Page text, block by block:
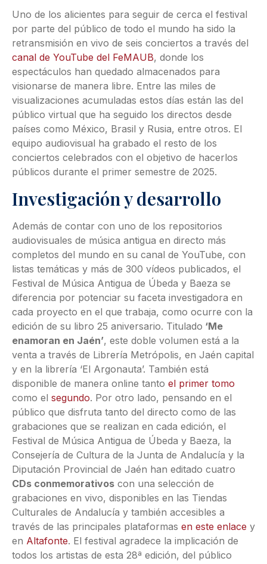
Uno de los alicientes para seguir de cerca el festival
por parte del público de todo el mundo ha sido la
retransmisión en vivo de seis conciertos a través del
canal de YouTube del FeMAUB, donde los
espectáculos han quedado almacenados para
visionarse de manera libre. Entre las miles de
visualizaciones acumuladas estos días están las del
público virtual que ha seguido los directos desde
países como México, Brasil y Rusia, entre otros. El
equipo audiovisual ha grabado el resto de los
conciertos celebrados con el objetivo de hacerlos
públicos durante el primer semestre de 2025.
Investigación y desarrollo
Además de contar con uno de los repositorios
audiovisuales de música antigua en directo más
completos del mundo en su canal de YouTube, con
listas temáticas y más de 300 vídeos publicados, el
Festival de Música Antigua de Úbeda y Baeza se
diferencia por potenciar su faceta investigadora en
cada proyecto en el que trabaja, como ocurre con la
edición de su libro 25 aniversario. Titulado ‘Me
enamoran en Jaén’, este doble volumen está a la
venta a través de Librería Metrópolis, en Jaén capital
y en la librería ‘El Argonauta’. También está
disponible de manera online tanto el primer tomo
como el segundo. Por otro lado, pensando en el
público que disfruta tanto del directo como de las
grabaciones que se realizan en cada edición, el
Festival de Música Antigua de Úbeda y Baeza, la
Consejería de Cultura de la Junta de Andalucía y la
Diputación Provincial de Jaén han editado cuatro
CDs conmemorativos con una selección de
grabaciones en vivo, disponibles en las Tiendas
Culturales de Andalucía y también accesibles a
través de las principales plataformas en este enlace y
en Altafonte. El festival agradece la implicación de
todos los artistas de esta 28ª edición, del público